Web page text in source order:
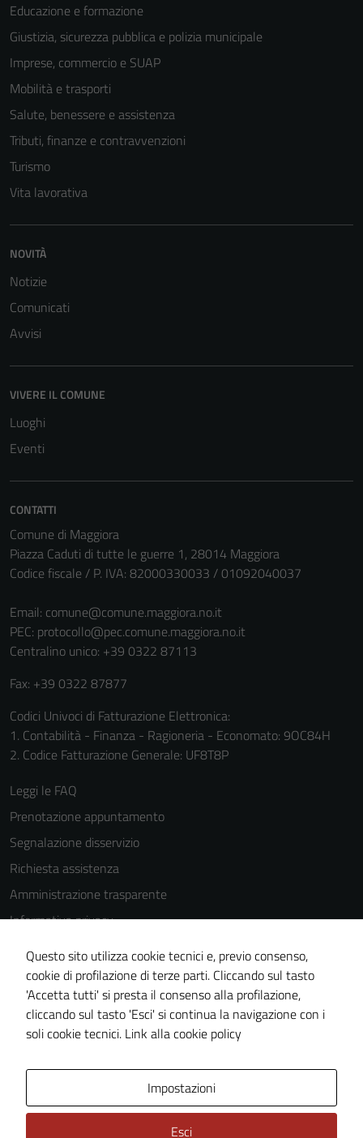
Educazione e formazione
Giustizia, sicurezza pubblica e polizia municipale
Imprese, commercio e SUAP
Mobilità e trasporti
Salute, benessere e assistenza
Tributi, finanze e contravvenzioni
Turismo
Vita lavorativa
NOVITÀ
Notizie
Comunicati
Avvisi
VIVERE IL COMUNE
Luoghi
Eventi
CONTATTI
Comune di Maggiora
Piazza Caduti di tutte le guerre 1, 28014 Maggiora
Codice fiscale / P. IVA: 82000330033 / 01092040037
Email: comune@comune.maggiora.no.it
PEC: protocollo@pec.comune.maggiora.no.it
Centralino unico: +39 0322 87113
Fax: +39 0322 87877
Codici Univoci di Fatturazione Elettronica:
1. Contabilità - Finanza - Ragioneria - Economato: 9OC84H
2. Codice Fatturazione Generale: UF8T8P
Leggi le FAQ
Prenotazione appuntamento
Segnalazione disservizio
Richiesta assistenza
Amministrazione trasparente
Informativa privacy
Cookie Policy
Note legali
Dichiarazione di accessibilità
Piano di miglioramento del sito
Questo sito utilizza cookie tecnici e, previo consenso,
cookie di profilazione di terze parti. Cliccando sul tasto
'Accetta tutti' si presta il consenso alla profilazione,
cliccando sul tasto 'Esci' si continua la navigazione con i
soli cookie tecnici. Link alla cookie policy
Impostazioni
Esci
possono